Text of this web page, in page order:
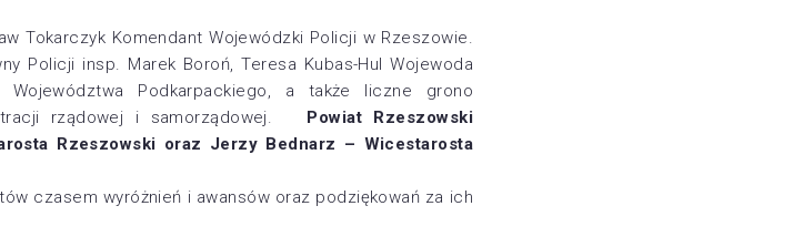
Tokarczyk Komendant Wojewódzki Policji w Rzeszowie.
Policji insp. Marek Boroń, Teresa Kubas-Hul Wojewoda
Województwa Podkarpackiego, a także liczne grono
rządowej i samorządowej. Powiat Rzeszowski
Rzeszowski oraz Jerzy Bednarz – Wicestarosta
czasem wyróżnień i awansów oraz podziękowań za ich